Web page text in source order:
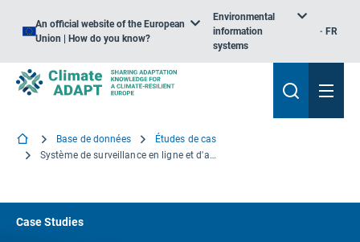
An official website of the European
Union | How do you know?
Environmental
information
systems
FR
Base de données
Études de cas
Système de surveillance en ligne et d'alerte précoce pour la contamination bactérienne dans les eaux publiques de surface à Breda, aux Pays-Bas
Case Studies